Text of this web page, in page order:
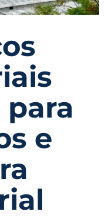
para
e